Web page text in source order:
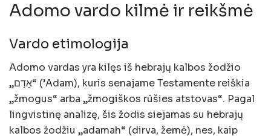
Adomo vardo kilmė ir reikšmė
Vardo etimologija
Adomo vardas yra kilęs iš hebrajų kalbos žodžio
„אָדָם“ (’Adam), kuris senajame Testamente reiškia
„žmogus“ arba „žmogiškos rūšies atstovas“. Pagal
lingvistinę analizę, šis žodis siejamas su hebrajų
kalbos žodžiu „adamah“ (dirva, žemė), nes, kaip